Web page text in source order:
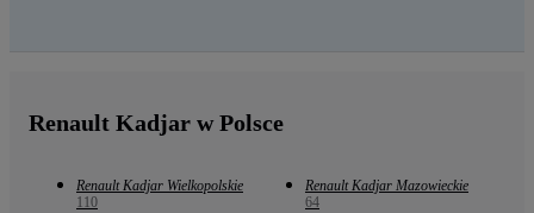
Renault Kadjar w Polsce
Renault Kadjar Wielkopolskie
110
Renault Kadjar Mazowieckie
64